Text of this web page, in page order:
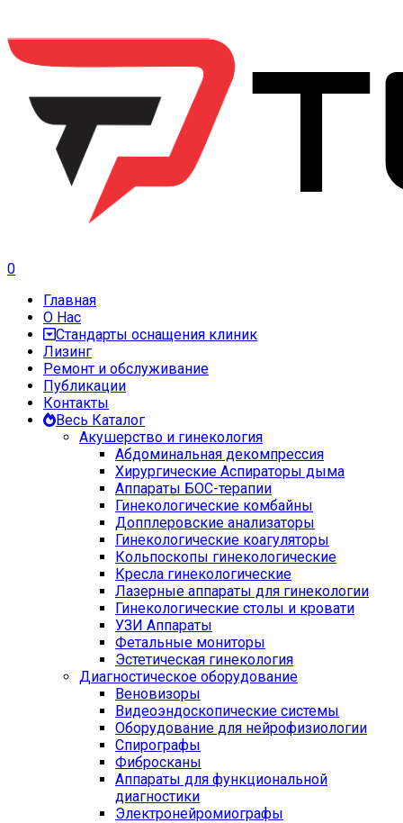
0
Главная
О Нас
Стандарты оснащения клиник
Лизинг
Ремонт и обслуживание
Публикации
Контакты
Весь Каталог
Акушерство и гинекология
Абдоминальная декомпрессия
Хирургические Аспираторы дыма
Аппараты БОС-терапии
Гинекологические комбайны
Допплеровские анализаторы
Гинекологические коагуляторы
Кольпоскопы гинекологические
Кресла гинекологические
Лазерные аппараты для гинекологии
Гинекологические столы и кровати
УЗИ Аппараты
Фетальные мониторы
Эстетическая гинекология
Диагностическое оборудование
Веновизоры
Видеоэндоскопические системы
Оборудование для нейрофизиологии
Спирографы
Фибросканы
Аппараты для функциональной
диагностики
Электронейромиографы